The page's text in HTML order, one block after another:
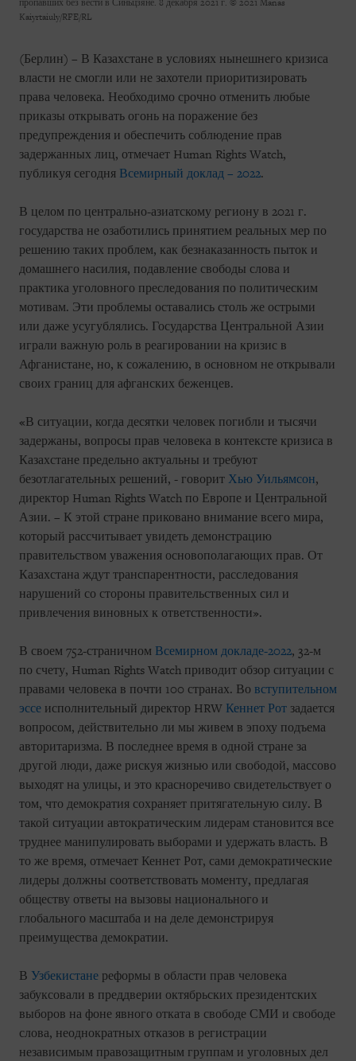
пропавших без вести в Синьцзяне. 8 декабря 2021 г. © 2021 Manas
Kaiyrtaiuly/RFE/RL
(Берлин) – В Казахстане в условиях нынешнего кризиса
власти не смогли или не захотели приоритизировать
права человека. Необходимо срочно отменить любые
приказы открывать огонь на поражение без
предупреждения и обеспечить соблюдение прав
задержанных лиц, отмечает Human Rights Watch,
публикуя сегодня Всемирный доклад – 2022.
В целом по центрально-азиатскому региону в 2021 г.
государства не озаботились принятием реальных мер по
решению таких проблем, как безнаказанность пыток и
домашнего насилия, подавление свободы слова и
практика уголовного преследования по политическим
мотивам. Эти проблемы оставались столь же острыми
или даже усугублялись. Государства Центральной Азии
играли важную роль в реагировании на кризис в
Афганистане, но, к сожалению, в основном не открывали
своих границ для афганских беженцев.
«В ситуации, когда десятки человек погибли и тысячи
задержаны, вопросы прав человека в контексте кризиса в
Казахстане предельно актуальны и требуют
безотлагательных решений, - говорит Хью Уильямсон,
директор Human Rights Watch по Европе и Центральной
Азии. – К этой стране приковано внимание всего мира,
который рассчитывает увидеть демонстрацию
правительством уважения основополагающих прав. От
Казахстана ждут транспарентности, расследования
нарушений со стороны правительственных сил и
привлечения виновных к ответственности».
В своем 752-страничном Всемирном докладе-2022, 32-м
по счету, Human Rights Watch приводит обзор ситуации с
правами человека в почти 100 странах. Во вступительном
эссе исполнительный директор HRW Кеннет Рот задается
вопросом, действительно ли мы живем в эпоху подъема
авторитаризма. В последнее время в одной стране за
другой люди, даже рискуя жизнью или свободой, массово
выходят на улицы, и это красноречиво свидетельствует о
том, что демократия сохраняет притягательную силу. В
такой ситуации автократическим лидерам становится все
труднее манипулировать выборами и удержать власть. В
то же время, отмечает Кеннет Рот, сами демократические
лидеры должны соответствовать моменту, предлагая
обществу ответы на вызовы национального и
глобального масштаба и на деле демонстрируя
преимущества демократии.
В Узбекистане реформы в области прав человека
забуксовали в преддверии октябрьских президентских
выборов на фоне явного отката в свободе СМИ и свободе
слова, неоднократных отказов в регистрации
независимым правозащитным группам и уголовных дел